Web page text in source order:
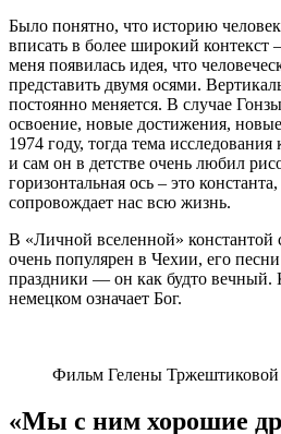
Было понятно, что историю
вписать в более широкий контекст
меня появилась идея, что
представить двумя осями.
постоянно меняется. В случае
освоение, новые достижения,
1974 году, тогда тема
и сам он в детстве очень любил
горизонтальная ось – это
сопровождает нас всю жизнь.
В «Личной вселенной» константой
очень популярен в Чехии, его
праздники — он как будто вечный.
немецком означает Бог.
Фильм Гелены Тржештиковой
«Мы с ним хорошие